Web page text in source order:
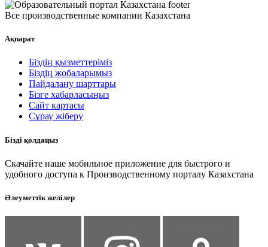
Все производственные компании Казахстана
Ақпарат
Біздің қызметтеріміз
Біздің жобаларымыз
Пайдалану шарттары
Бізге хабарласыңыз
Сайт картасы
Сұрау жіберу
Бізді қолдаңыз
Скачайте наше мобильное приложение для быстрого и
удобного доступа к Производственному порталу Казахстана
Әлеуметтік желілер